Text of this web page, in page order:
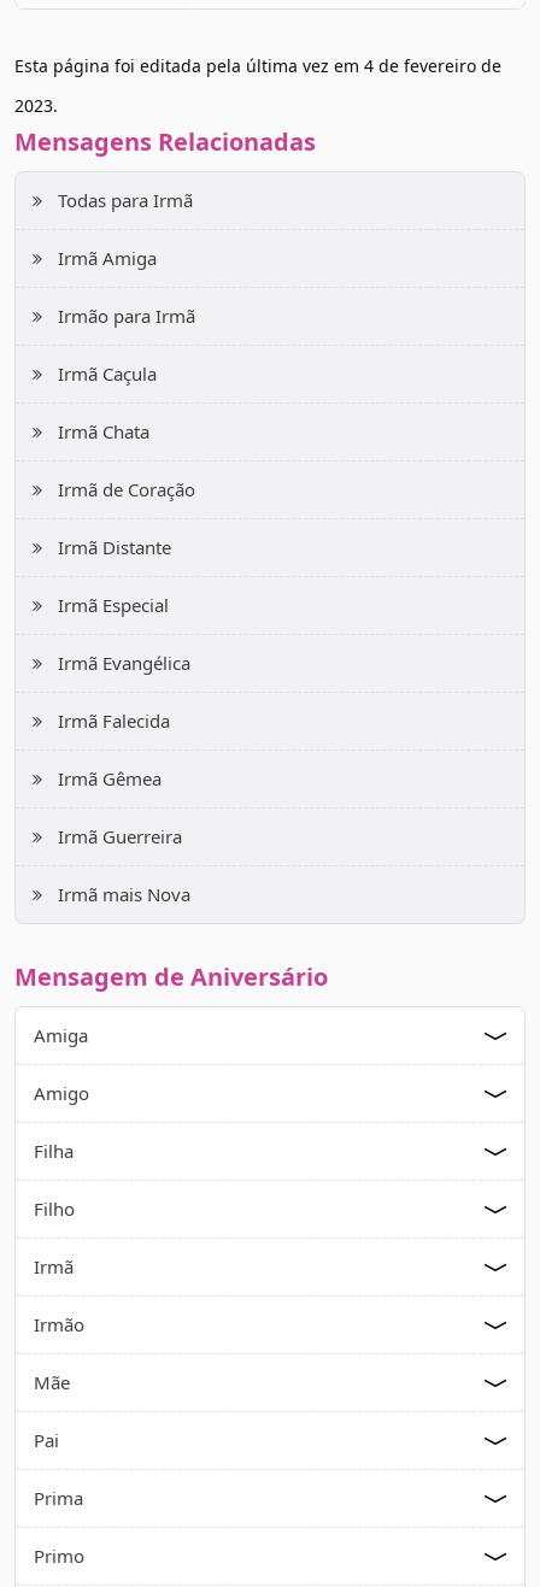
verdade!
Você é ultra especial, super amada e querida por todos,
e eu sou a primeira da fila para te dizer que te amo e
que sou muito grata por ser sua irmã! Parabéns!
Esta página foi editada pela última vez em 4 de fevereiro de
2023.
Mensagens Relacionadas
Todas para Irmã
Irmã Amiga
Irmão para Irmã
Irmã Caçula
Irmã Chata
Irmã de Coração
Irmã Distante
Irmã Especial
Irmã Evangélica
Irmã Falecida
Irmã Gêmea
Irmã Guerreira
Irmã mais Nova
Mensagem de Aniversário
Amiga
Amigo
Filha
Filho
Irmã
Irmão
Mãe
Pai
Prima
Primo